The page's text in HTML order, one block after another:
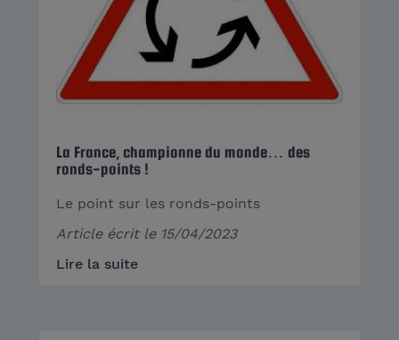
La France, championne du monde… des
ronds-points !
Le point sur les ronds-points
Article écrit le 15/04/2023
Lire la suite